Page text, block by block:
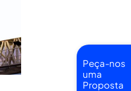
Peça-nos
uma
Proposta